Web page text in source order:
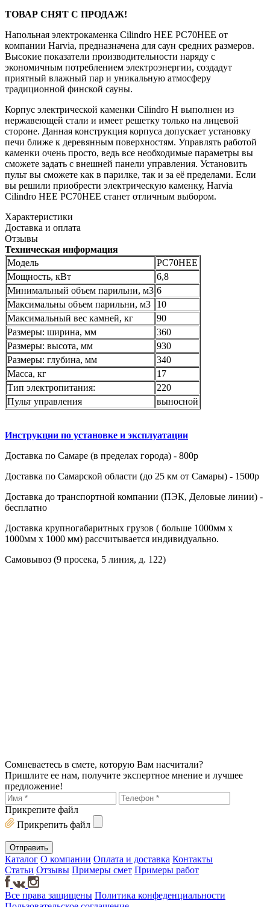
ТОВАР СНЯТ С ПРОДАЖ!
Напольная электрокаменка Cilindro HEE PС70HEE от
компании Harvia, предназначена для саун средних размеров.
Высокие показатели производительности наряду с
экономичным потреблением электроэнергии, создадут
приятный влажный пар и уникальную атмосферу
традиционной финской сауны.
Корпус электрической каменки Cilindro H выполнен из
нержавеющей стали и имеет решетку только на лицевой
стороне. Данная конструкция корпуса допускает установку
печи ближе к деревянным поверхностям. Управлять работой
каменки очень просто, ведь все необходимые параметры вы
сможете задать с внешней панели управления. Установить
пульт вы сможете как в парилке, так и за её пределами. Если
вы решили приобрести электрическую каменку, Harvia
Cilindro HEE PС70HEE станет отличным выбором.
Характеристики
Доставка и оплата
Отзывы
Техническая информация
Модель
PC70HEE
Мощность, кВт
6,8
Минимальный объем парильни, м3 6
Максимальны объем парильни, м3
10
Максимальный вес камней, кг
90
Размеры: ширина, мм
360
Размеры: высота, мм
930
Размеры: глубина, мм
340
Масса, кг
17
Тип электропитания:
220
Пульт управления
выносной
Инструкции по установке и эксплуатации
Доставка по Cамаре (в пределах города) - 800р
Доставка по Cамарской области (до 25 км от Самары) - 1500р
Доставка до транспортной компании (ПЭК, Деловые линии) -
бесплатно
Доставка крупногабаритных грузов ( больше 1000мм х
1000мм х 1000 мм) рассчитывается индивидуально.
Самовывоз (9 просека, 5 линия, д. 122)
Сомневаетесь в смете, которую Вам насчитали?
Пришлите ее нам, получите экспертное мнение и лучшее
предложение!
Прикрепите файл
Прикрепить файл
Каталог О компании Оплата и доставка Контакты
Статьи Отзывы Примеры смет Примеры работ
Все права защищены Политика конфеденциальности